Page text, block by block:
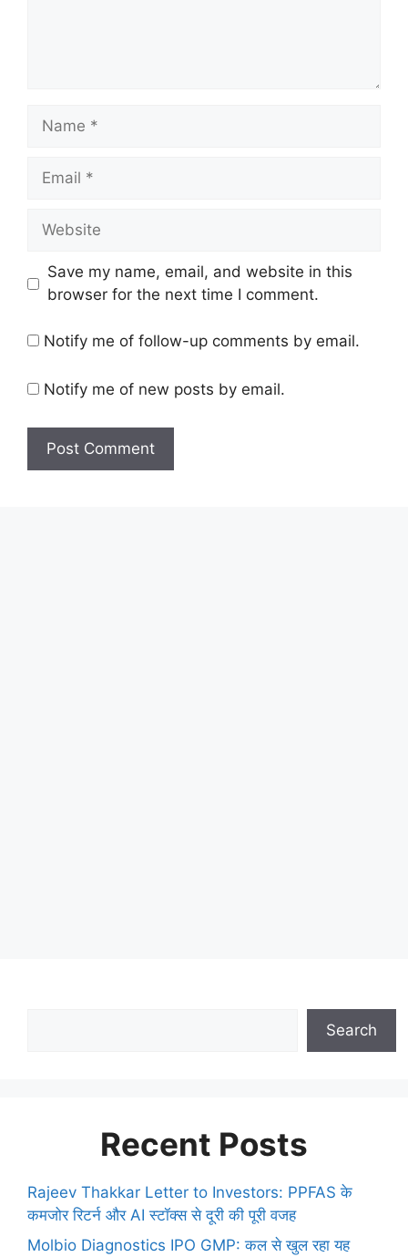
Name
Email
Website
Save my name, email, and website in this
browser for the next time I comment.
Notify me of follow-up comments by email.
Notify me of new posts by email.
Search
Recent Posts
Rajeev Thakkar Letter to Investors: PPFAS के
कमजोर रिटर्न और AI स्टॉक्स से दूरी की पूरी वजह
Molbio Diagnostics IPO GMP: कल से खुल रहा यह